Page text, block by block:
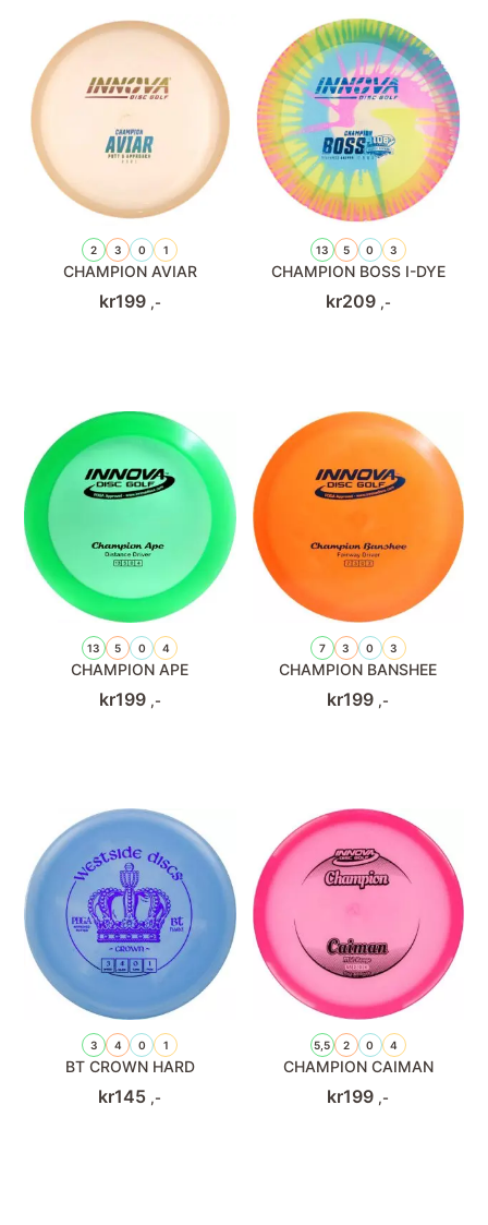
2 3 0 1
CHAMPION AVIAR
kr199 ,-
13 5 0 3
CHAMPION BOSS I-DYE
kr209 ,-
13 5 0 4
CHAMPION APE
kr199 ,-
7 3 0 3
CHAMPION BANSHEE
kr199 ,-
3 4 0 1
BT CROWN HARD
kr145 ,-
5,5 2 0 4
CHAMPION CAIMAN
kr199 ,-